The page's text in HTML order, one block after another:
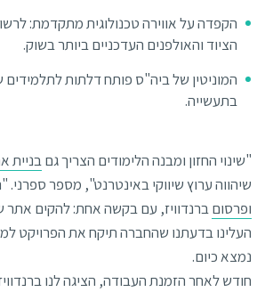
הקפדה על אווירה טכנולוגית מתקדמת:
הציוד והאולפנים העדכניים ביותר בשוק.
המוניטין של ביה"ס פותח דלתות לתלמידים
בתעשייה.
"שינוי החזון ומבנה הלימודים הצריך גםבניית
שיהווה ערוץ שיווקי באינטרנט", מספר ספרני.
ופרסוםברנדוויז, עם בקשה אחת: להקים אתר
העלינו בדעתנו שהחברה תיקח את הפרויקט
נמצא כיום.
חודש לאחר הזמנת העבודה, הציגה לנו